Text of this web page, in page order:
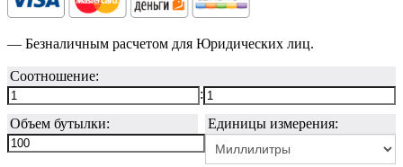
— Безналичным расчетом для Юридических лиц.
Соотношение:
:
Объем бутылки:
Единицы измерения: